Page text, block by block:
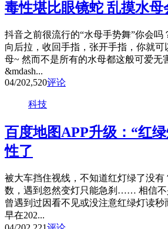
毒性堪比眼镜蛇 乱摸水母
抖音之前很流行的“水母手势舞”你会吗
向后拉，收回手指，张开手指，你就
母~ 然而不是所有的水母都这般可爱无
&mdash...
04/202,520评论
科技
百度地图APP升级：“红
性了
被大车挡住视线，不知道红灯绿了没有
数，遇到忽然变灯只能急刹…… 相信不
曾遇到过因看不见或没注意红绿灯读秒
早在202...